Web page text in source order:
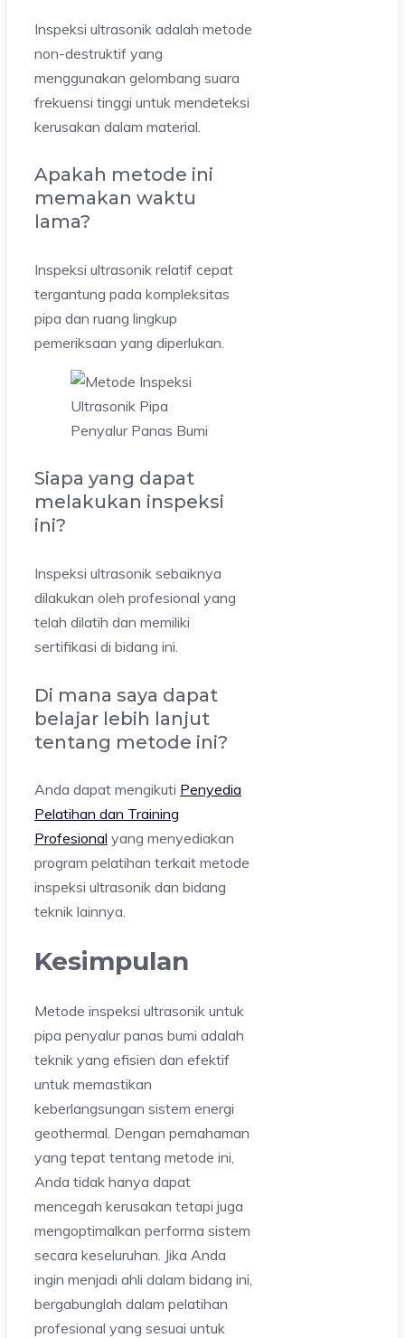
Inspeksi ultrasonik adalah metode
non-destruktif yang
menggunakan gelombang suara
frekuensi tinggi untuk mendeteksi
kerusakan dalam material.
Apakah metode ini
memakan waktu
lama?
Inspeksi ultrasonik relatif cepat
tergantung pada kompleksitas
pipa dan ruang lingkup
pemeriksaan yang diperlukan.
Siapa yang dapat
melakukan inspeksi
ini?
Inspeksi ultrasonik sebaiknya
dilakukan oleh profesional yang
telah dilatih dan memiliki
sertifikasi di bidang ini.
Di mana saya dapat
belajar lebih lanjut
tentang metode ini?
Anda dapat mengikuti Penyedia
Pelatihan dan Training
Profesional yang menyediakan
program pelatihan terkait metode
inspeksi ultrasonik dan bidang
teknik lainnya.
Kesimpulan
Metode inspeksi ultrasonik untuk
pipa penyalur panas bumi adalah
teknik yang efisien dan efektif
untuk memastikan
keberlangsungan sistem energi
geothermal. Dengan pemahaman
yang tepat tentang metode ini,
Anda tidak hanya dapat
mencegah kerusakan tetapi juga
mengoptimalkan performa sistem
secara keseluruhan. Jika Anda
ingin menjadi ahli dalam bidang ini,
bergabunglah dalam pelatihan
profesional yang sesuai untuk